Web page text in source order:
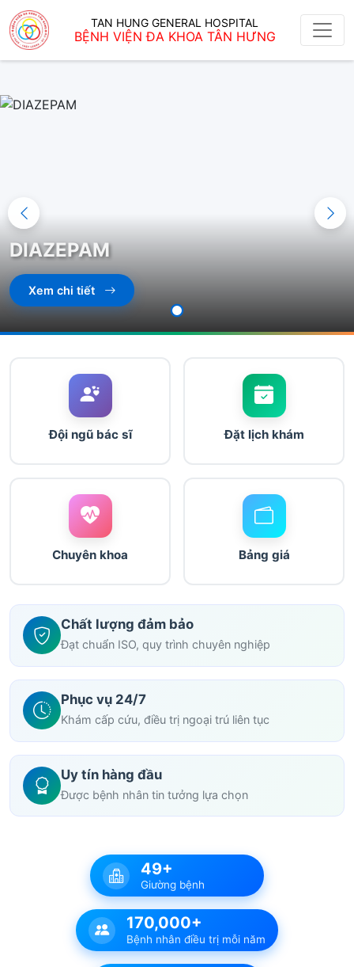
TAN HUNG GENERAL HOSPITAL
BỆNH VIỆN ĐA KHOA TÂN HƯNG
DIAZEPAM
Xem chi tiết
Đội ngũ bác sĩ Đặt lịch khám
Chuyên khoa Bảng giá
Chất lượng đảm bảo
Đạt chuẩn ISO, quy trình chuyên nghiệp
Phục vụ 24/7
Khám cấp cứu, điều trị ngoại trú liên tục
Uy tín hàng đầu
Được bệnh nhân tin tưởng lựa chọn
49+
Giường bệnh
170,000+
Bệnh nhân điều trị mỗi năm